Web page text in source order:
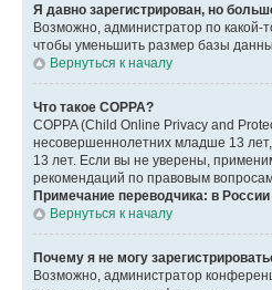
Я давно зарегистрирован, но
Возможно, администратор по какой-
чтобы уменьшить размер базы
Вернуться к началу
Что такое COPPA?
COPPA (Child Online Privacy and
несовершеннолетних младше 13
13 лет. Если вы не уверены,
рекомендаций по правовым
Примечание переводчика: в
Вернуться к началу
Почему я не могу
Возможно, администратор